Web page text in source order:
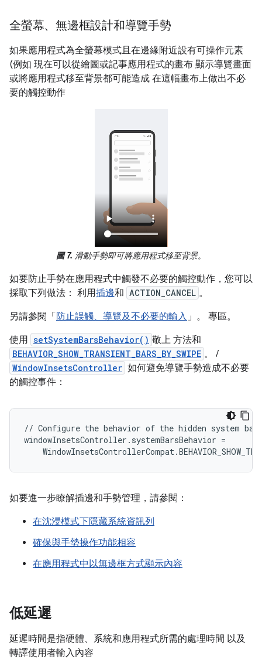
全螢幕、無邊框設計和導覽手勢
如果應用程式為全螢幕模式且在邊緣附近設有可操作元素
(例如 現在可以從繪圖或記事應用程式的畫布 顯示導覽畫面
或將應用程式移至背景都可能造成 在這幅畫布上做出不必
要的觸控動作
圖 7. 滑動手勢即可將應用程式移至背景。
如要防止手勢在應用程式中觸發不必要的觸控動作，您可以
採取下列做法： 利用插邊和 ACTION_CANCEL 。
另請參閱「 防止誤觸、導覽及不必要的輸入」。 專區。
使用 setSystemBarsBehavior() 敬上 方法和
BEHAVIOR_SHOW_TRANSIENT_BARS_BY_SWIPE 。 /
WindowInsetsController 如何避免導覽手勢造成不必要
的觸控事件：
// Configure the behavior of the hidden system
windowInsetsController.systemBarsBehavior =
如要進一步瞭解插邊和手勢管理，請參閱：
在沈浸模式下隱藏系統資訊列
確保與手勢操作功能相容
在應用程式中以無邊框方式顯示內容
低延遲
延遲時間是指硬體、系統和應用程式所需的處理時間 以及
轉譯使用者輸入內容